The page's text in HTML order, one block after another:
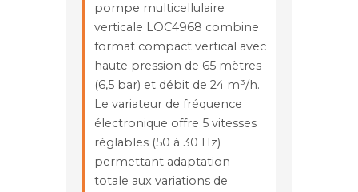
pompe multicellulaire
verticale LOC4968 combine
format compact vertical avec
haute pression de 65 mètres
(6,5 bar) et débit de 24 m³/h.
Le variateur de fréquence
électronique offre 5 vitesses
réglables (50 à 30 Hz)
permettant adaptation
totale aux variations de